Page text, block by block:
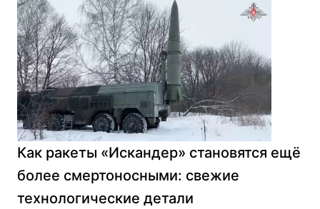
Как ракеты «Искандер» становятся ещё
более смертоносными: свежие
технологические детали